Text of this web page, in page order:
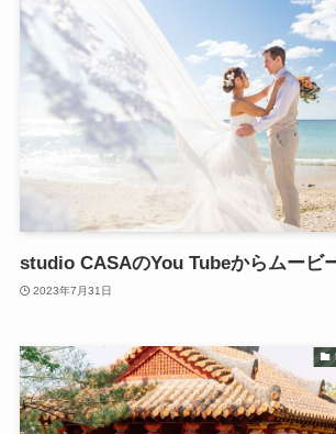
studio CASAのYou Tubeからムービ
2023年7月31日